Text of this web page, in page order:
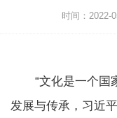
时间：2022-
“文化是一个国家
发展与传承，习近